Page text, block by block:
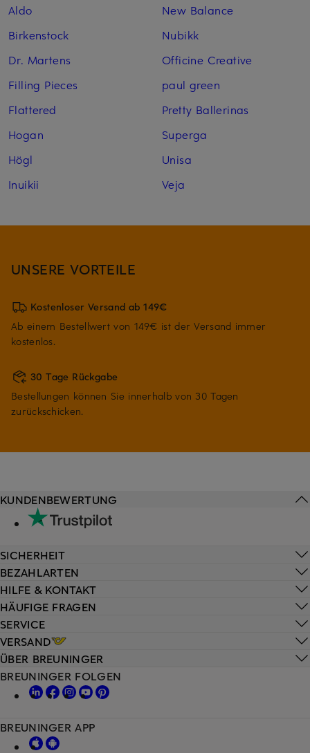
Aldo
Birkenstock
Dr. Martens
Filling Pieces
Flattered
Hogan
Högl
Inuikii
New Balance
Nubikk
Officine Creative
paul green
Pretty Ballerinas
Superga
Unisa
Veja
UNSERE VORTEILE
Kostenloser Versand ab 149€
Ab einem Bestellwert von 149€ ist der Versand immer
kostenlos.
30 Tage Rückgabe
Bestellungen können Sie innerhalb von 30 Tagen
zurückschicken.
HILFE & KONTAKT
HÄUFIGE FRAGEN
SERVICE
VERSAND
KUNDENBEWERTUNG
SICHERHEIT
BEZAHLARTEN
ÜBER BREUNINGER
BREUNINGER FOLGEN
BREUNINGER APP